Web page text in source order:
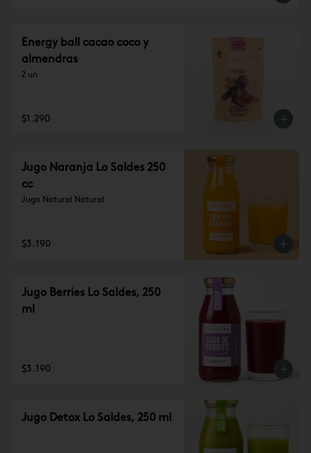
Energy ball cacao coco y
almendras
2 un
$1.290
Jugo Naranja Lo Saldes 250
cc
Jugo Natural Natural
$3.190
Jugo Berries Lo Saldes, 250
ml
$3.190
Jugo Detox Lo Saldes, 250 ml